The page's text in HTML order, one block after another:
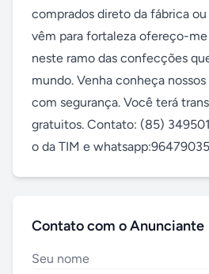
comprados direto da fábrica ou
vêm para fortaleza ofereço-
neste ramo das confecções
mundo. Venha conheça
com segurança. Você terá
gratuitos. Contato: (85)
o da TIM e
Contato com o Anunciante